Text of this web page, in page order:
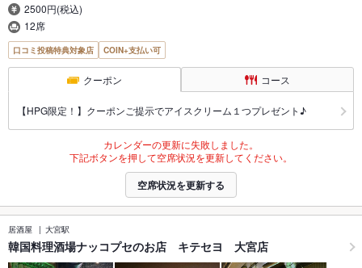
2500円(税込)
12席
口コミ投稿特典対象店 COIN+支払い可
クーポン コース
【HPG限定！】クーポンご提示でアイスクリーム１つプレゼント♪
カレンダーの更新に失敗しました。
下記ボタンを押して空席状況を更新してください。
空席状況を更新する
居酒屋 大宮駅
韓国料理酒場ナッコプセのお店 キテセヨ 大宮店